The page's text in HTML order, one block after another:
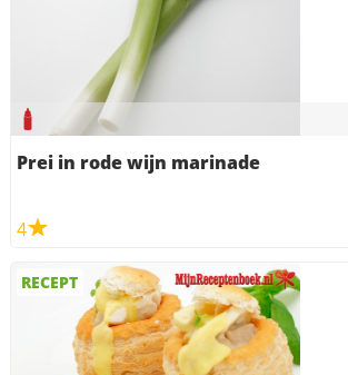
Prei in rode wijn marinade
4
RECEPT